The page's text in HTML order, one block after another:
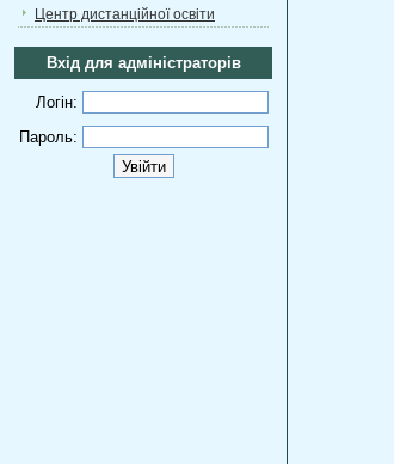
Центр дистанційної освіти
Вхід для адміністраторів
Логін:
Пароль: